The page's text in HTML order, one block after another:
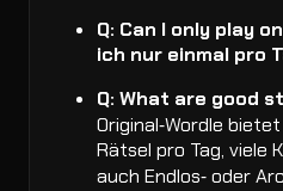
Q: Can I only play
ich nur einmal pro
Q: What are good
Original‑Wordle
Rätsel pro Tag, viele
auch Endlos‑ oder